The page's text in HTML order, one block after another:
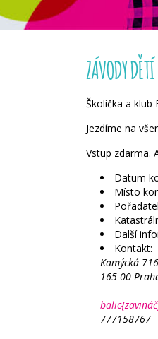
ZÁVODY
Školička a klub
Jezdíme na
Vstup zdarma.
Datum
Místo
Další
Kontakt:
Kamýcká 716
165 00
777158767